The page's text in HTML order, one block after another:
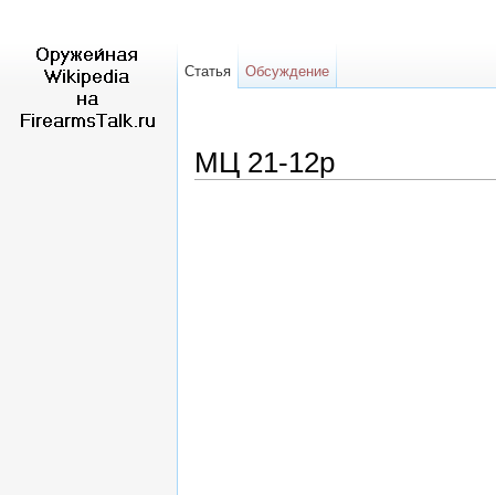
МЦ 21-12р
Статья Обсуждение